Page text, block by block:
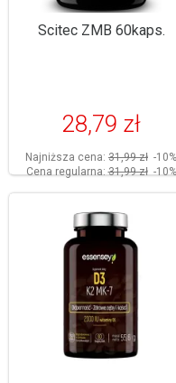
Scitec ZMB 60kaps.
28,79 zł
Najniższa cena: 31,99 zł -10%
Cena regularna:31,99 zł -10%